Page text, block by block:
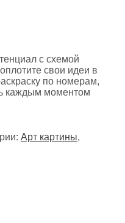
с схемой
свои идеи в
по номерам,
каждым моментом
Арт картины,